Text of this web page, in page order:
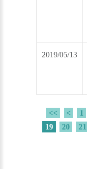
2019/05/13
<< < 1
19
20 21